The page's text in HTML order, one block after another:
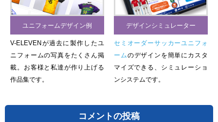
ユニフォームデザイン例
V-ELEVENが過去に製作したユ
ニフォームの写真をたくさん掲
載。お客様と私達が作り上げる
作品集です。
デザインシミュレーター
セミオーダーサッカーユニフォ
ームのデザインを簡単にカスタ
マイズできる、シミュレーショ
ンシステムです。
コメントの投稿